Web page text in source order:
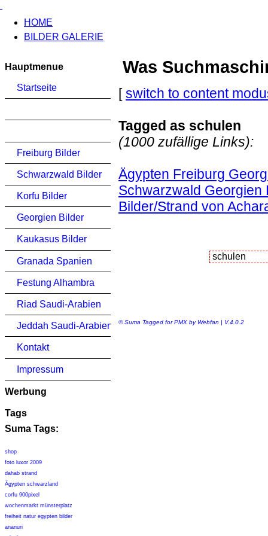
HOME
BILDER GALERIE
Hauptmenue
Startseite
Freiburg Bilder
Schwarzwald Bilder
Korfu Bilder
Georgien Bilder
Kaukasus Bilder
Granada Spanien
Festung Alhambra
Riad Saudi-Arabien
Jeddah Saudi-Arabien
Kontakt
Impressum
Werbung
Tags
Suma Tags:
shop
foto luxor 2009
dahab strand
Ägypten schwarzland
corfu 900pixel
wochenmarkt münsterplatz
freiheit natur egypten bilder
ananuri
Was
[switch to content
Tagged as schulen
(1000 zufällige Links):
Ägypten Freiburg
Schwarzwald Georgien
Bilder/Strand von
© Suma Tagged for PMX by Webfan | V.4.0.2